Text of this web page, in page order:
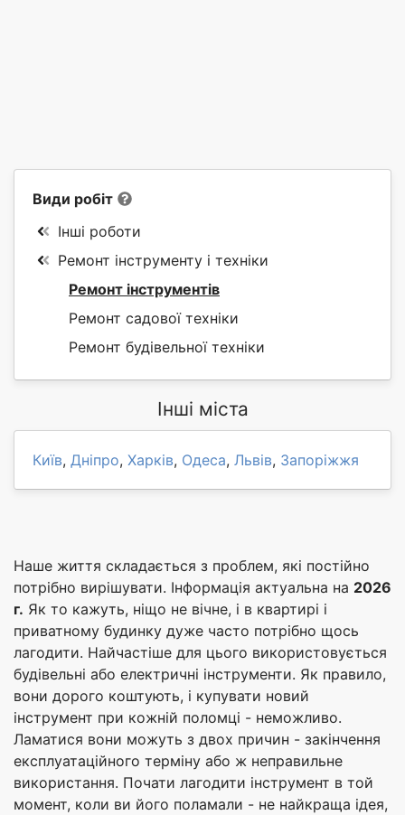
Види робіт
Інші роботи
Ремонт інструменту і техніки
Ремонт інструментів
Ремонт садової техніки
Ремонт будівельної техніки
Інші міста
Київ, Дніпро, Харків, Одеса, Львів, Запоріжжя
Наше життя складається з проблем, які постійно
потрібно вирішувати. Інформація актуальна на 2026
г. Як то кажуть, ніщо не вічне, і в квартирі і
приватному будинку дуже часто потрібно щось
лагодити. Найчастіше для цього використовується
будівельні або електричні інструменти. Як правило,
вони дорого коштують, і купувати новий
інструмент при кожній поломці - неможливо.
Ламатися вони можуть з двох причин - закінчення
експлуатаційного терміну або ж неправильне
використання. Почати лагодити інструмент в той
момент, коли ви його поламали - не найкраща ідея,